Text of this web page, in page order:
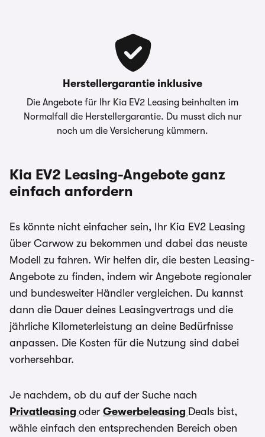
– Die Werte “Anzahlung”, “Laufzeit” sowie
“Jährliche Fahrleistung” sind anpassbar -
Kontaktieren Sie dazu bitte Ihren
Ansprechpartner direkt.
carwow.de ist eine Vergleichsplattform und nicht
der Anbieter der Fahrzeuge. Für ein verbindliches
Angebot kontaktieren Sie bitte direkt den
Effektiv- und Sollzinssatz. Bonität vorausgesetzt.
eingerechnet
Herstellergarantie inklusive
Die Angebote für Ihr Kia EV2 Leasing beinhalten im
Normalfall die Herstellergarantie. Du musst dich nur
noch um die Versicherung kümmern.
Kia EV2 Leasing-Angebote ganz
einfach anfordern
Es könnte nicht einfacher sein, Ihr Kia EV2 Leasing
über Carwow zu bekommen und dabei das neuste
Modell zu fahren. Wir helfen dir, die besten Leasing-
Angebote zu finden, indem wir Angebote regionaler
und bundesweiter Händler vergleichen. Du kannst
dann die Dauer deines Leasingvertrags und die
jährliche Kilometerleistung an deine Bedürfnisse
anpassen. Die Kosten für die Nutzung sind dabei
vorhersehbar.
Je nachdem, ob du auf der Suche nach
Privatleasing oder Gewerbeleasing Deals bist,
wähle einfach den entsprechenden Bereich oben